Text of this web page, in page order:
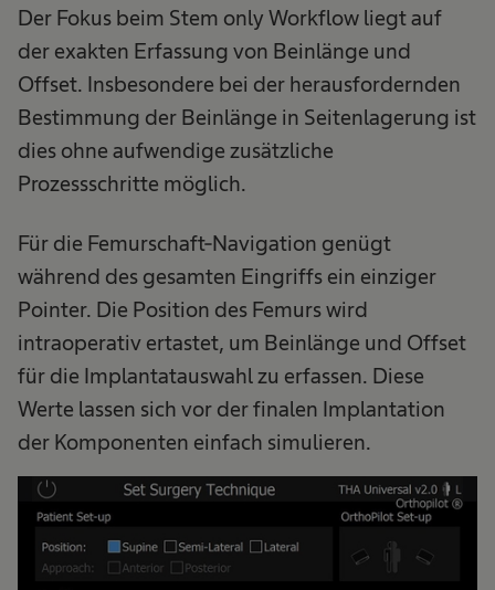
Der Fokus beim Stem only Workflow liegt auf
der exakten Erfassung von Beinlänge und
Offset. Insbesondere bei der herausfordernden
Bestimmung der Beinlänge in Seitenlagerung ist
dies ohne aufwendige zusätzliche
Prozessschritte möglich.
Für die Femurschaft-Navigation genügt
während des gesamten Eingriffs ein einziger
Pointer. Die Position des Femurs wird
intraoperativ ertastet, um Beinlänge und Offset
für die Implantatauswahl zu erfassen. Diese
Werte lassen sich vor der finalen Implantation
der Komponenten einfach simulieren.